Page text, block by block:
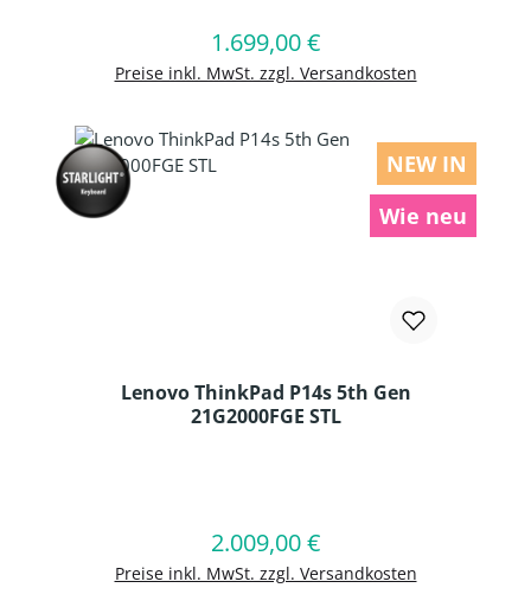
Regulärer Preis:
1.699,00 €
Preise inkl. MwSt. zzgl. Versandkosten
In den Warenkorb
NEW IN
Wie neu
Lenovo ThinkPad P14s 5th Gen
21G2000FGE STL
Regulärer Preis:
2.009,00 €
Preise inkl. MwSt. zzgl. Versandkosten
In den Warenkorb